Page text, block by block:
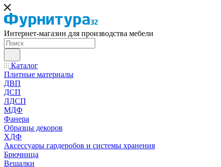
Интернет-магазин для производства мебели
Каталог
Плитные материалы
ДВП
ДСП
ЛДСП
МДФ
Фанера
Образцы декоров
ХДФ
Аксессуары гардеробов и системы хранения
Брючница
Вешалки